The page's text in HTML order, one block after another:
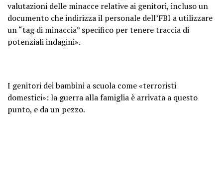
valutazioni delle minacce relative ai genitori, incluso un
documento che indirizza il personale dell’FBI a utilizzare
un “tag di minaccia” specifico per tenere traccia di
potenziali indagini».
I genitori dei bambini a scuola come «terroristi
domestici»: la guerra alla famiglia è arrivata a questo
punto, e da un pezzo.